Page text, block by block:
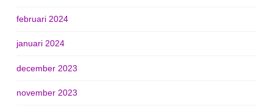
februari 2024
januari 2024
december 2023
november 2023